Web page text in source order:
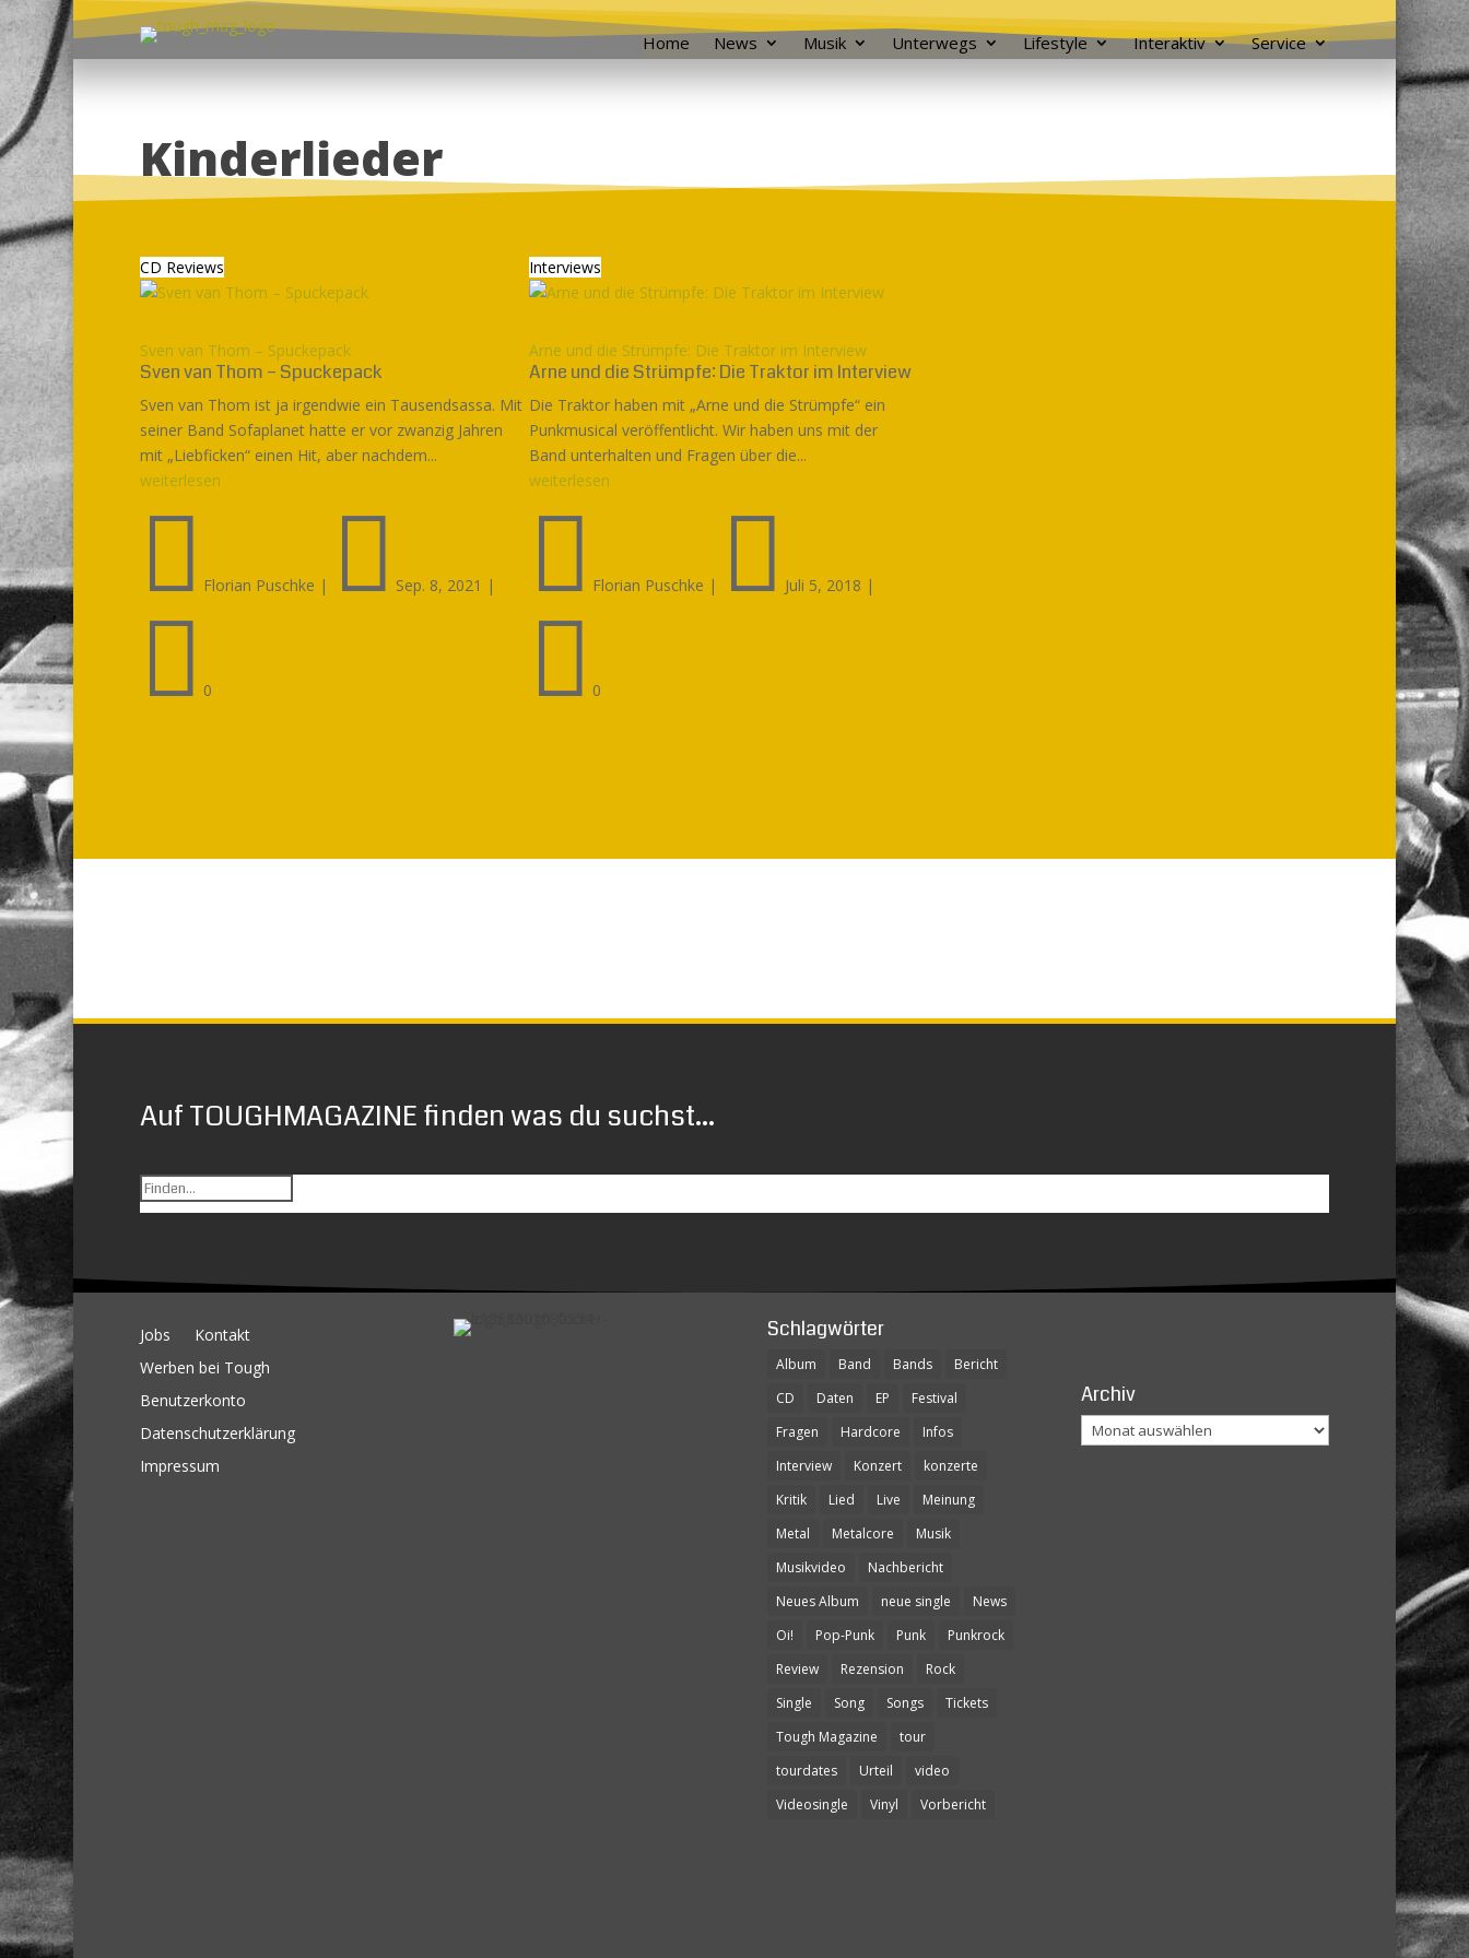
Home News Musik Unterwegs Lifestyle Interaktiv Service
Kinderlieder
CD Reviews
Sven van Thom – Spuckepack
Sven van Thom – Spuckepack
Sven van Thom ist ja irgendwie ein Tausendsassa. Mit
seiner Band Sofaplanet hatte er vor zwanzig Jahren
mit „Liebficken“ einen Hit, aber nachdem...
weiterlesen
 Florian Puschke |  Sep. 8, 2021 |
 0
Interviews
Arne und die Strümpfe: Die Traktor im Interview
Arne und die Strümpfe: Die Traktor im Interview
Die Traktor haben mit „Arne und die Strümpfe“ ein
Punkmusical veröffentlicht. Wir haben uns mit der
Band unterhalten und Fragen über die...
weiterlesen
 Florian Puschke |  Juli 5, 2018 |
 0
Auf TOUGHMAGAZINE finden was du suchst...
Jobs
Kontakt
Werben bei Tough
Benutzerkonto
Datenschutzerklärung
Impressum
Schlagwörter
Album Band Bands
Bericht
CD
Daten EP
Festival
Fragen
Hardcore
Infos
Interview
Konzert
konzerte
Kritik
Lied Live
Meinung
Metal
Metalcore
Musik
Musikvideo
Nachbericht
Neues Album
neue single
News
Oi!
Pop-Punk Punk
Punkrock
Review
Rezension
Rock
Single
Song Songs
Tickets
Tough Magazine
tour
tourdates
Urteil
video
Videosingle
Vinyl Vorbericht
Archiv
Archiv